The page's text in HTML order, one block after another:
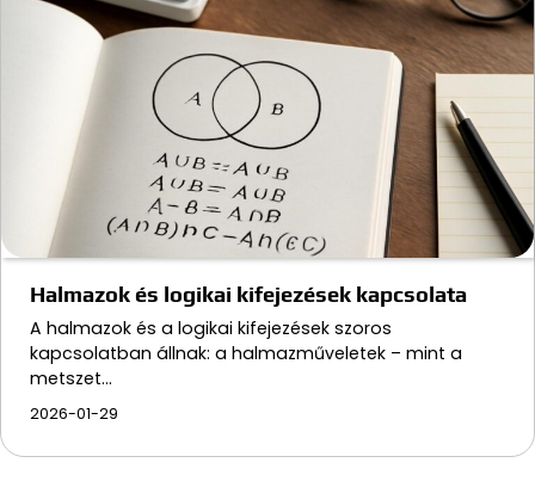
Halmazok és logikai kifejezések kapcsolata
A halmazok és a logikai kifejezések szoros
kapcsolatban állnak: a halmazműveletek – mint a
metszet…
2026-01-29